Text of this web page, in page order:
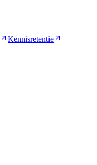
Kennisretentie